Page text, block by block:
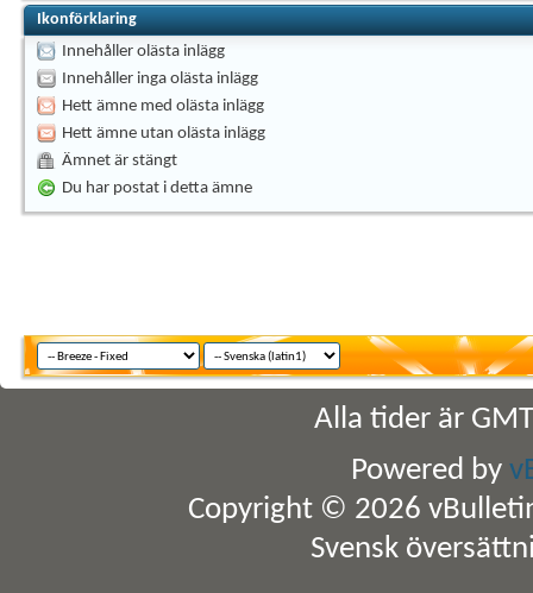
Ikonförklaring
Innehåller olästa inlägg
Innehåller inga olästa inlägg
Hett ämne med olästa inlägg
Hett ämne utan olästa inlägg
Ämnet är stängt
Du har postat i detta ämne
Alla tider är
Powered by
Copyright © 2026
Svensk